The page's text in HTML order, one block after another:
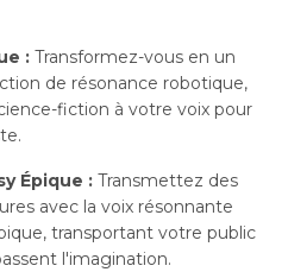
: Transformez-vous en un
de résonance robotique,
fiction à votre voix pour
Épique : Transmettez des
avec la voix résonnante
transportant votre public
l'imagination.